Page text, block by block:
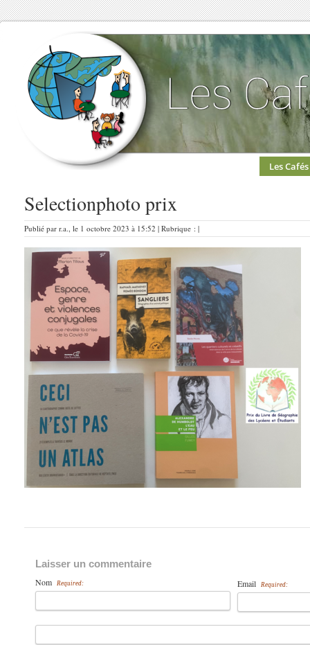
Les Cafés
Selectionphoto prix
Publié par r.a., le 1 octobre 2023 à 15:52 | Rubrique : |
Laisser un commentaire
Nom Required: Email Required: